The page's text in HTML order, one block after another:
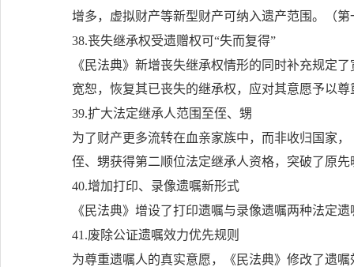
增多，虚拟财产等新型财产可纳入遗产范围。（
38.丧失继承权受遗赠权可“失而复得”
《民法典》新增丧失继承权情形的同时补充规定
宽恕，恢复其已丧失的继承权，应对其意愿予以
39.扩大法定继承人范围至侄、甥
为了财产更多流转在血亲家族中，而非收归国家
侄、甥获得第二顺位法定继承人资格，突破了原
40.增加打印、录像遗嘱新形式
《民法典》增设了打印遗嘱与录像遗嘱两种法定
41.废除公证遗嘱效力优先规则
为尊重遗嘱人的真实意愿，《民法典》修改了遗